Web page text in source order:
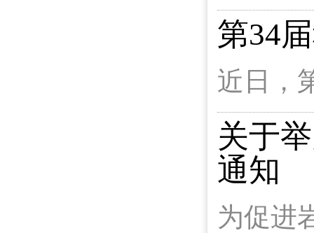
第34
近日，
关于
通知
为促进